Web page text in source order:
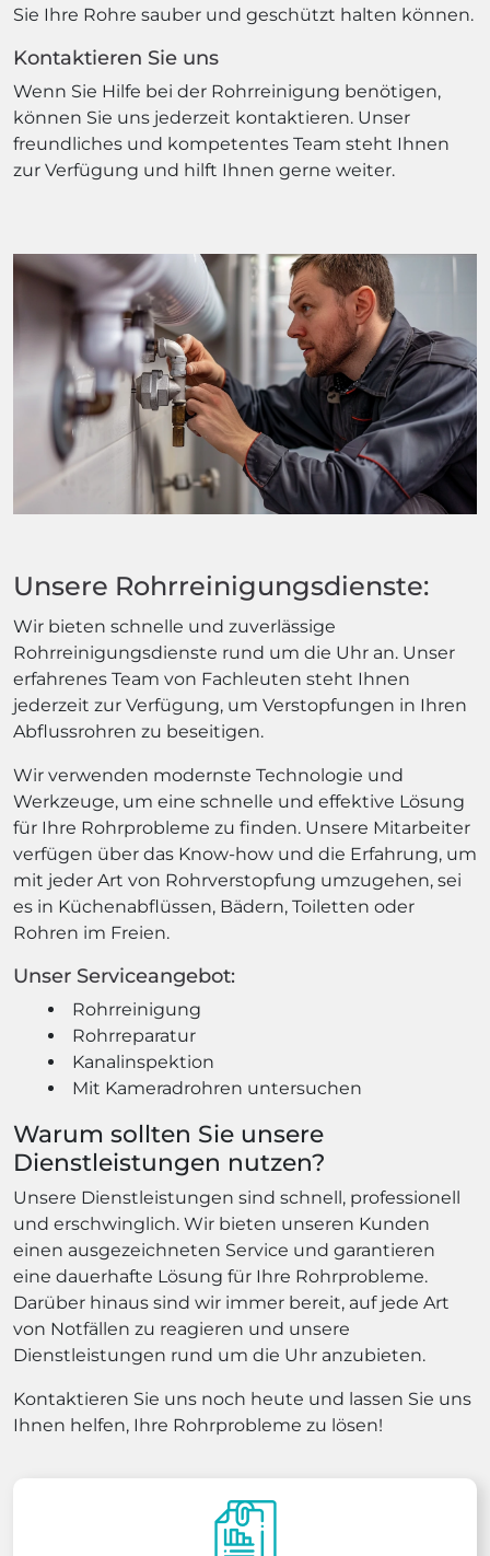
Sie Ihre Rohre sauber und geschützt halten können.
Kontaktieren Sie uns
Wenn Sie Hilfe bei der Rohrreinigung benötigen,
können Sie uns jederzeit kontaktieren. Unser
freundliches und kompetentes Team steht Ihnen
zur Verfügung und hilft Ihnen gerne weiter.
Unsere Rohrreinigungsdienste:
Wir bieten schnelle und zuverlässige
Rohrreinigungsdienste rund um die Uhr an. Unser
erfahrenes Team von Fachleuten steht Ihnen
jederzeit zur Verfügung, um Verstopfungen in Ihren
Abflussrohren zu beseitigen.
Wir verwenden modernste Technologie und
Werkzeuge, um eine schnelle und effektive Lösung
für Ihre Rohrprobleme zu finden. Unsere Mitarbeiter
verfügen über das Know-how und die Erfahrung, um
mit jeder Art von Rohrverstopfung umzugehen, sei
es in Küchenabflüssen, Bädern, Toiletten oder
Rohren im Freien.
Unser Serviceangebot:
Rohrreinigung
Rohrreparatur
Kanalinspektion
Mit Kameradrohren untersuchen
Warum sollten Sie unsere
Dienstleistungen nutzen?
Unsere Dienstleistungen sind schnell, professionell
und erschwinglich. Wir bieten unseren Kunden
einen ausgezeichneten Service und garantieren
eine dauerhafte Lösung für Ihre Rohrprobleme.
Darüber hinaus sind wir immer bereit, auf jede Art
von Notfällen zu reagieren und unsere
Dienstleistungen rund um die Uhr anzubieten.
Kontaktieren Sie uns noch heute und lassen Sie uns
Ihnen helfen, Ihre Rohrprobleme zu lösen!